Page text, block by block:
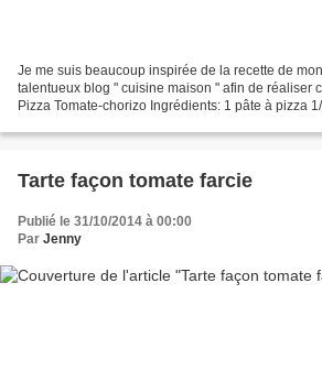
Je me suis beaucoup inspirée de la recette de
talentueux blog " cuisine maison " afin de réaliser
Pizza Tomate-chorizo Ingrédients: 1 pâte à pizza
Tarte façon tomate farcie
Publié le 31/10/2014 à 00:00
Par Jenny